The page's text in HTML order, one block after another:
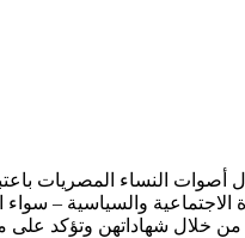
أصوات النساء المصريات
والسياسية – سواء
من خلال شهاداتهن وتؤكد